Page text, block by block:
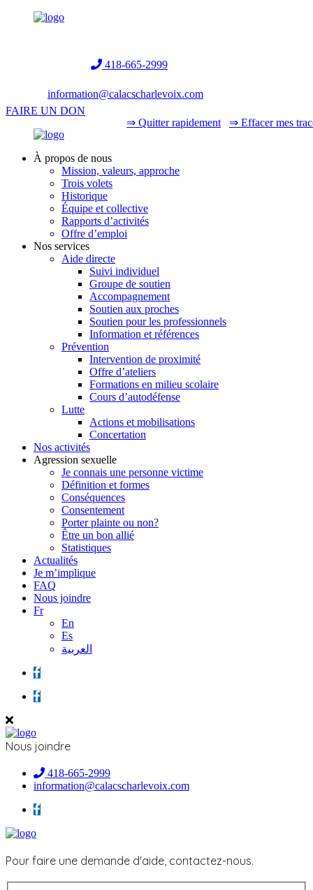
418-665-2999
information@calacscharlevoix.com
⇒ Quitter rapidement ⇒ Effacer mes
FAIRE UN DON
À propos de nous
Mission, valeurs, approche
Trois volets
Historique
Équipe et collective
Rapports d’activités
Offre d’emploi
Nos services
Aide directe
Suivi individuel
Groupe de soutien
Accompagnement
Soutien aux proches
Soutien pour les professionnels
Information et références
Prévention
Intervention de proximité
Offre d’ateliers
Formations en milieu scolaire
Cours d’autodéfense
Lutte
Actions et mobilisations
Concertation
Nos activités
Agression sexuelle
Je connais une personne victime
Définition et formes
Conséquences
Consentement
Porter plainte ou non?
Être un bon allié
Statistiques
Actualités
Je m’implique
FAQ
Nous joindre
Fr
En
Es
العربية
Nous joindre
418-665-2999
information@calacscharlevoix.com
Pour faire une demande d'aide, contactez-nous.